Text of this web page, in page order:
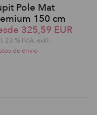
Pole Mat
150 cm
325,59 EUR
23 % I.V.A. exkl.
de envio